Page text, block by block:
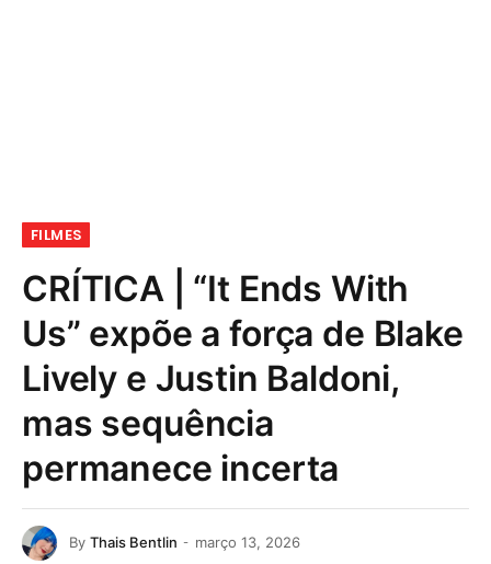
FILMES
CRÍTICA | “It Ends With
Us” expõe a força de Blake
Lively e Justin Baldoni,
mas sequência
permanece incerta
By Thais Bentlin
março 13, 2026